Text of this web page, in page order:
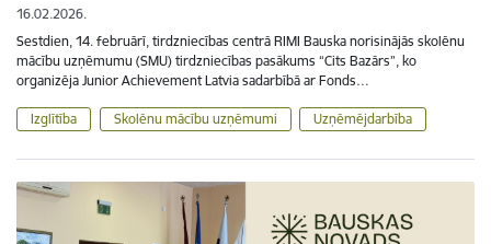
16.02.2026.
Sestdien, 14. februārī, tirdzniecības centrā RIMI Bauska norisinājās skolēnu
mācību uzņēmumu (SMU) tirdzniecības pasākums “Cits Bazārs”, ko
organizēja Junior Achievement Latvia sadarbībā ar Fonds…
Izglītība Skolēnu mācību uzņēmumi Uzņēmējdarbība